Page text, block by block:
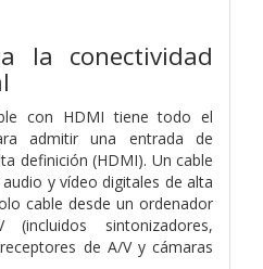
la conectividad
con HDMI tiene todo el
admitir una entrada de
definición (HDMI). Un cable
y vídeo digitales de alta
cable desde un ordenador
sintonizadores,
de A/V y cámaras